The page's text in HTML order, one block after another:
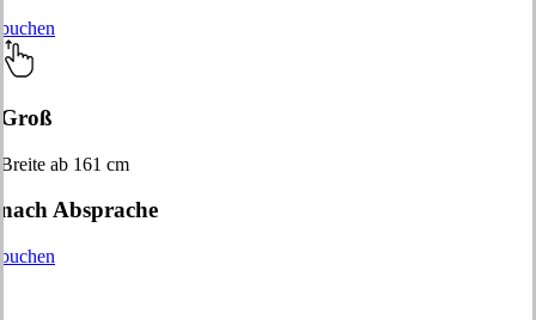
buchen
Groß
Breite ab 161 cm
nach Absprache
buchen